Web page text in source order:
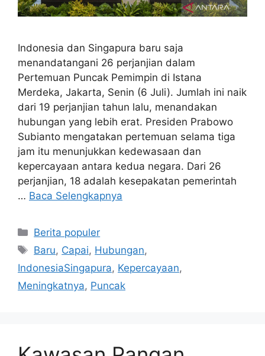
Indonesia dan Singapura baru saja
menandatangani 26 perjanjian dalam
Pertemuan Puncak Pemimpin di Istana
Merdeka, Jakarta, Senin (6 Juli). Jumlah ini naik
dari 19 perjanjian tahun lalu, menandakan
hubungan yang lebih erat. Presiden Prabowo
Subianto mengatakan pertemuan selama tiga
jam itu menunjukkan kedewasaan dan
kepercayaan antara kedua negara. Dari 26
perjanjian, 18 adalah kesepakatan pemerintah
… Baca Selengkapnya
Kategori
Berita populer
Tag
Baru, Capai, Hubungan,
IndonesiaSingapura, Kepercayaan,
Meningkatnya, Puncak